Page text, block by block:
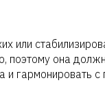
или
поэтому она
и гармонировать